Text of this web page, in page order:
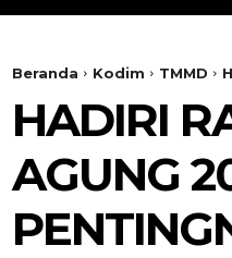
Beranda Kodim TMMD
HADIRI
AGUNG